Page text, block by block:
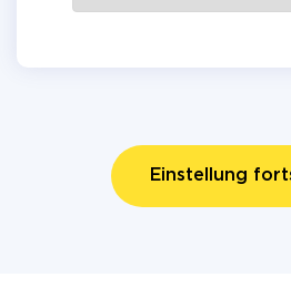
Einstellung